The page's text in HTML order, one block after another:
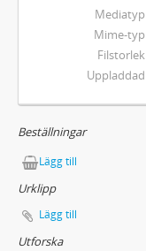
Mediatyp
Mime-typ
Filstorlek
Uppladdad
Beställningar
Lägg till
Urklipp
Lägg till
Utforska